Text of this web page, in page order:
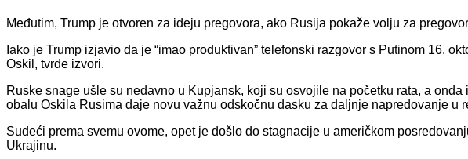
Međutim, Trump je otvoren za ideju pregovora, ako Rusija pokaže volju za
Iako je Trump izjavio da je “imao produktivan” telefonski razgovor s Putinom 16.
Oskil, tvrde izvori.
Ruske snage ušle su nedavno u Kupjansk, koji su osvojile na početku rata, a
obalu Oskila Rusima daje novu važnu odskočnu dasku za daljnje napredovanje
Sudeći prema svemu ovome, opet je došlo do stagnacije u američkom
Ukrajinu.